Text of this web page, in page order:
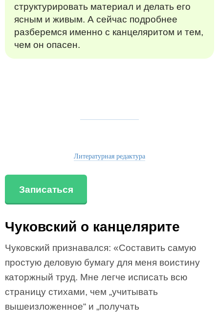
структурировать материал и делать его
ясным и живым. А сейчас подробнее
разберемся именно с канцеляритом и тем,
чем он опасен.
Литературная редактура
Записаться
Чуковский о канцелярите
Чуковский признавался: «Составить самую
простую деловую бумагу для меня воистину
каторжный труд. Мне легче исписать всю
страницу стихами, чем „учитывать
вышеизложенное“ и „получать